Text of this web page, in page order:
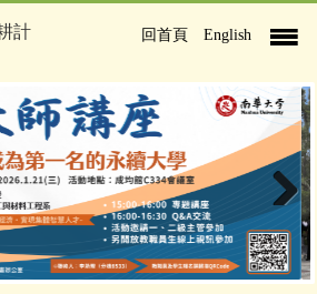
計
回首頁 English
Next